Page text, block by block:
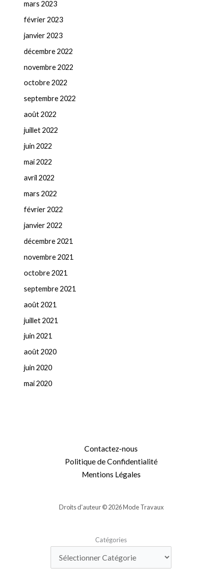
mars 2023
février 2023
janvier 2023
décembre 2022
novembre 2022
octobre 2022
septembre 2022
août 2022
juillet 2022
juin 2022
mai 2022
avril 2022
mars 2022
février 2022
janvier 2022
décembre 2021
novembre 2021
octobre 2021
septembre 2021
août 2021
juillet 2021
juin 2021
août 2020
juin 2020
mai 2020
Contactez-nous
Politique de Confidentialité
Mentions Légales
Droits d'auteur © 2026 Mode Travaux
Catégories